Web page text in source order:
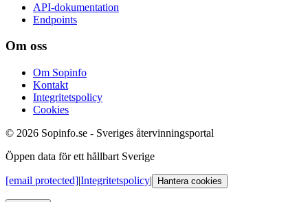
API-dokumentation
Endpoints
Om oss
Om Sopinfo
Kontakt
Integritetspolicy
Cookies
© 2026 Sopinfo.se - Sveriges återvinningsportal
Öppen data för ett hållbart Sverige
[email protected]|Integritetspolicy| Hantera cookies